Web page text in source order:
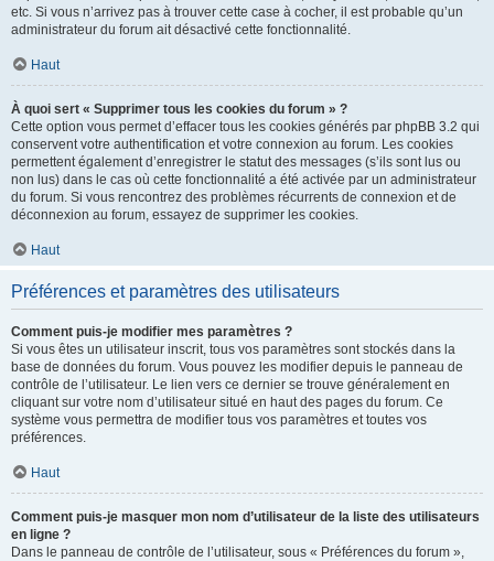
etc. Si vous n’arrivez pas à trouver cette case à cocher, il est probable qu’un
administrateur du forum ait désactivé cette fonctionnalité.
Haut
À quoi sert « Supprimer tous les cookies du forum » ?
Cette option vous permet d’effacer tous les cookies générés par phpBB 3.2 qui
conservent votre authentification et votre connexion au forum. Les cookies
permettent également d’enregistrer le statut des messages (s’ils sont lus ou
non lus) dans le cas où cette fonctionnalité a été activée par un administrateur
du forum. Si vous rencontrez des problèmes récurrents de connexion et de
déconnexion au forum, essayez de supprimer les cookies.
Haut
Préférences et paramètres des utilisateurs
Comment puis-je modifier mes paramètres ?
Si vous êtes un utilisateur inscrit, tous vos paramètres sont stockés dans la
base de données du forum. Vous pouvez les modifier depuis le panneau de
contrôle de l’utilisateur. Le lien vers ce dernier se trouve généralement en
cliquant sur votre nom d’utilisateur situé en haut des pages du forum. Ce
système vous permettra de modifier tous vos paramètres et toutes vos
préférences.
Haut
Comment puis-je masquer mon nom d’utilisateur de la liste des utilisateurs
en ligne ?
Dans le panneau de contrôle de l’utilisateur, sous « Préférences du forum »,